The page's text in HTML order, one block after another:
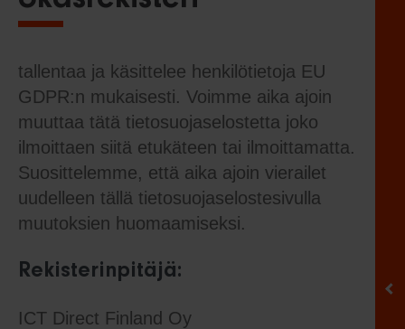
tallentaa ja käsittelee henkilötietoja EU
GDPR:n mukaisesti. Voimme aika ajoin
muuttaa tätä tietosuojaselostetta joko
ilmoittaen siitä etukäteen tai ilmoittamatta.
Suosittelemme, että aika ajoin vierailet
uudelleen tällä tietosuojaselostesivulla
muutoksien huomaamiseksi.
Rekisterinpitäjä:
ICT Direct Finland Oy